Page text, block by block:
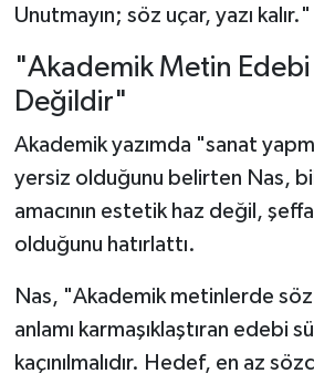
Unutmayın; söz uçar, yazı kalır."
"Akademik Metin Edebi
Değildir"
Akademik yazımda "sanat
yersiz olduğunu belirten Nas,
amacının estetik haz değil,
olduğunu hatırlattı.
Nas, "Akademik metinlerde söz
anlamı karmaşıklaştıran edebi
kaçınılmalıdır. Hedef, en az